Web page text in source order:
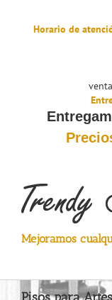
Horario de
Mejoramos
Pisos para